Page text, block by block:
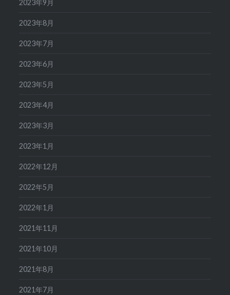
2023年9月
2023年8月
2023年7月
2023年6月
2023年5月
2023年4月
2023年3月
2023年1月
2022年12月
2022年5月
2022年1月
2021年11月
2021年10月
2021年8月
2021年7月